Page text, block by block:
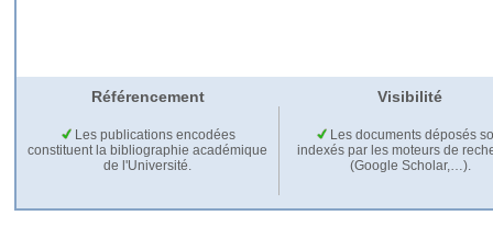
Référencement Visibilité
Les publications encodées
constituent la bibliographie académique
de l'Université.
Les documents déposés
indexés par les moteurs de
(Google Scholar,…).